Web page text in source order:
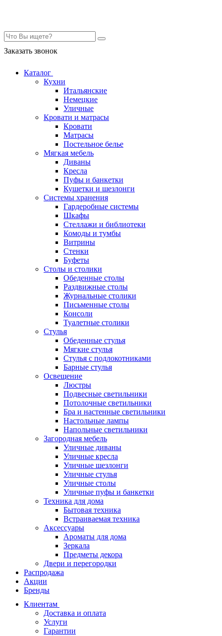
Заказать звонок
Каталог
Кухни
Итальянские
Немецкие
Уличные
Кровати и матрасы
Кровати
Матрасы
Постельное белье
Мягкая мебель
Диваны
Кресла
Пуфы и банкетки
Кушетки и шезлонги
Системы хранения
Гардеробные системы
Шкафы
Стеллажи и библиотеки
Комоды и тумбы
Витрины
Стенки
Буфеты
Столы и столики
Обеденные столы
Раздвижные столы
Журнальные столики
Письменные столы
Консоли
Туалетные столики
Стулья
Обеденные стулья
Мягкие стулья
Стулья с подлокотниками
Барные стулья
Освещение
Люстры
Подвесные светильники
Потолочные светильники
Бра и настенные светильники
Настольные лампы
Напольные светильники
Загородная мебель
Уличные диваны
Уличные кресла
Уличные шезлонги
Уличные стулья
Уличные столы
Уличные пуфы и банкетки
Техника для дома
Бытовая техника
Встраиваемая техника
Аксессуары
Ароматы для дома
Зеркала
Предметы декора
Двери и перегородки
Распродажа
Акции
Бренды
Клиентам
Доставка и оплата
Услуги
Гарантии